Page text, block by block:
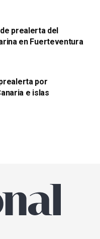
prealerta del
en Fuerteventura
por
e islas